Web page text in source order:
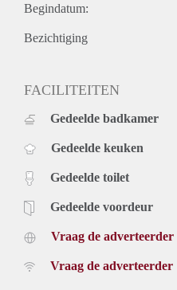
Begindatum:
Bezichtiging
FACILITEITEN
Gedeelde badkamer
Gedeelde keuken
Gedeelde toilet
Gedeelde voordeur
Vraag de adverteerder
Vraag de adverteerder